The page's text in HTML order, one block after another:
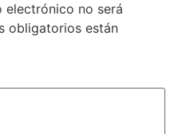
electrónico no será
obligatorios están